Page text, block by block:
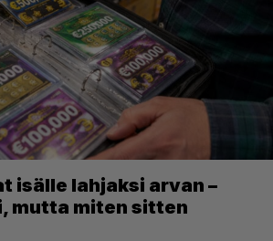
isälle lahjaksi arvan –
mutta miten sitten